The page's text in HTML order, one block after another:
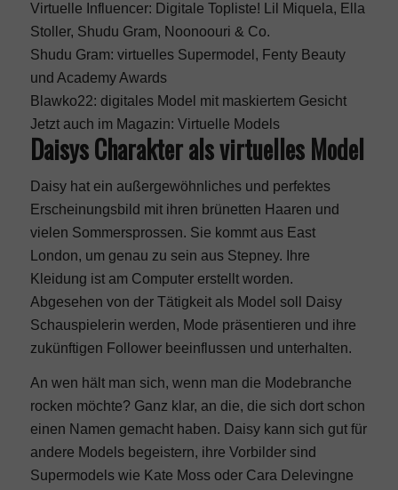
Virtuelle Influencer: Digitale Topliste! Lil Miquela, Ella
Stoller, Shudu Gram, Noonoouri & Co.
Shudu Gram: virtuelles Supermodel, Fenty Beauty
und Academy Awards
Blawko22: digitales Model mit maskiertem Gesicht
Jetzt auch im Magazin: Virtuelle Models
Daisys Charakter als virtuelles Model
Daisy hat ein außergewöhnliches und perfektes
Erscheinungsbild mit ihren brünetten Haaren und
vielen Sommersprossen. Sie kommt aus East
London, um genau zu sein aus Stepney. Ihre
Kleidung ist am Computer erstellt worden.
Abgesehen von der Tätigkeit als Model soll Daisy
Schauspielerin werden, Mode präsentieren und ihre
zukünftigen Follower beeinflussen und unterhalten.
An wen hält man sich, wenn man die Modebranche
rocken möchte? Ganz klar, an die, die sich dort schon
einen Namen gemacht haben. Daisy kann sich gut für
andere Models begeistern, ihre Vorbilder sind
Supermodels wie Kate Mossoder Cara Delevingne